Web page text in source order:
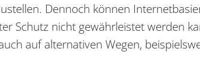
Dennoch können
Schutz nicht gewährleistet werden
auf alternativen Wegen,